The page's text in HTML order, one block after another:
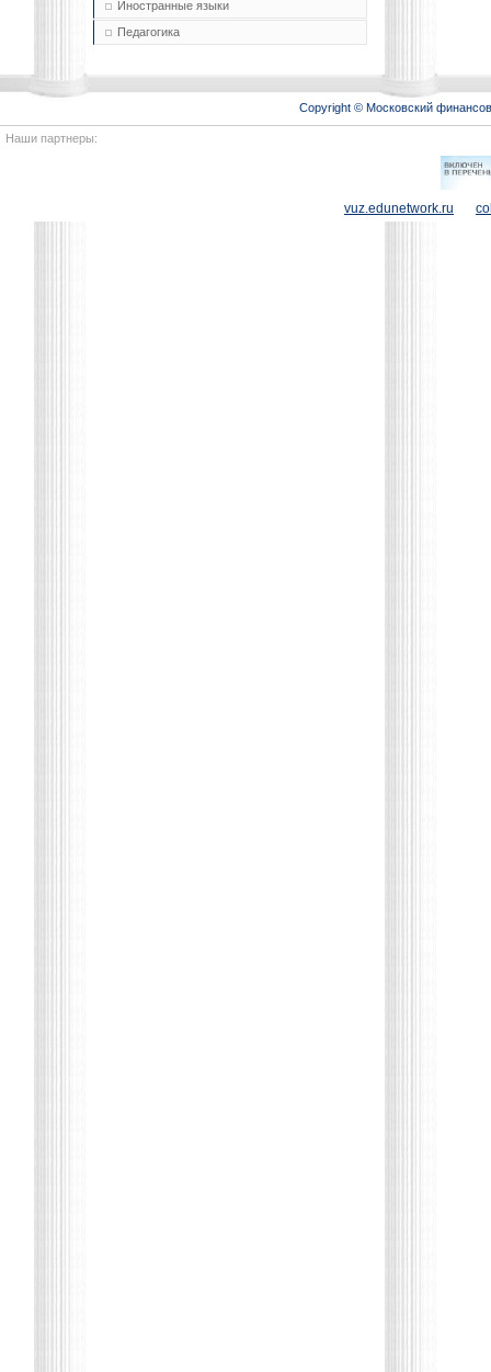
Иностранные языки
Педагогика
Copyright © Московский
Наши партнеры:
vuz.edunetwork.ru